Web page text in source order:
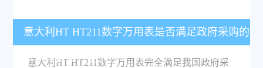
意大利HT HT211数字万用表是否满足政府采购的
测试设备准入要求？
意大利HT HT211数字万用表完全满足我国政府采